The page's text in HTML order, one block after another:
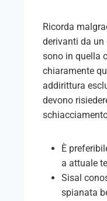
Ricorda
derivanti da
sono in quella
chiaramente
addirittura
devono
È
a attuale
Sisal
spianata